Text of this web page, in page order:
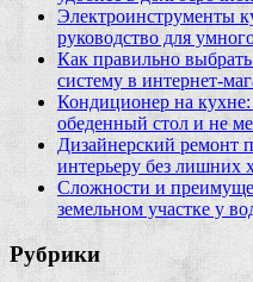
Электроинструменты
руководство для
Как правильно
систему в
Кондиционер на кухне:
обеденный стол и не
Дизайнерский ремонт
интерьеру без лишних
Сложности и
земельном участке у
Рубрики